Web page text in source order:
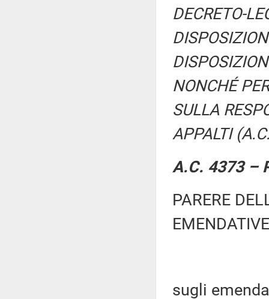
DECRETO-
NONCHÉ
SULLA
APPALTI
A.C. 4373 –
PARERE
sugli